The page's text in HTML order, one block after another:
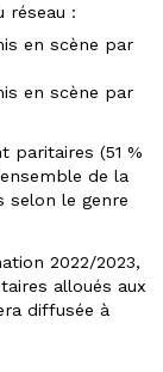
réseau :
en scène par
en scène par
paritaires (51 %
de la
selon le genre
2022/2023,
alloués aux
diffusée à